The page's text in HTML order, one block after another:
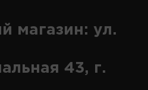
магазин: ул.
43, г.